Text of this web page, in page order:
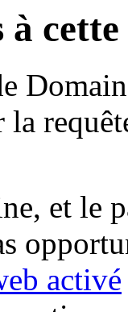
à
la
et le
activé